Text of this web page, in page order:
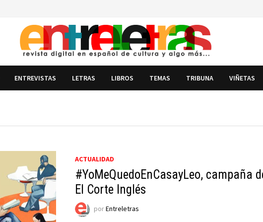
ENTREVISTAS LETRAS LIBROS TEMAS TRIBUNA VIÑETAS
ACTUALIDAD
#YoMeQuedoEnCasayLeo, campaña
El Corte Inglés
porEntreletras